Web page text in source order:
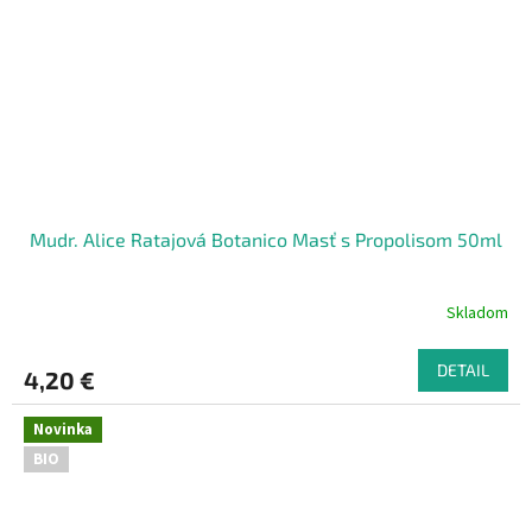
Mudr. Alice Ratajová Botanico Masť s Propolisom 50ml
Skladom
4,20 € DETAIL
Novinka
BIO